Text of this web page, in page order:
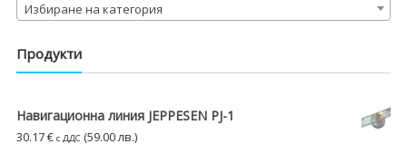
Избиране на категория
Продукти
Навигационна линия JEPPESEN PJ-1
30.17€ с ДДС (59.00 лв.)